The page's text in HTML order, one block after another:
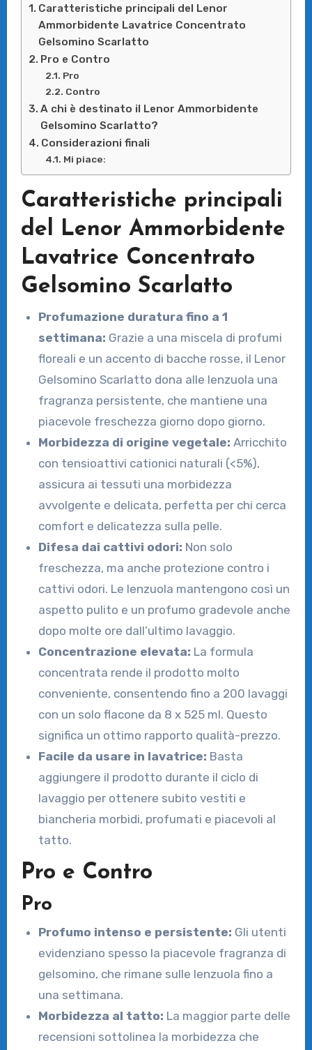
Caratteristiche principali del Lenor
Ammorbidente Lavatrice Concentrato
Gelsomino Scarlatto
Pro e Contro
Pro
Contro
A chi è destinato il Lenor Ammorbidente
Gelsomino Scarlatto?
Considerazioni finali
Mi piace:
Caratteristiche principali
del Lenor Ammorbidente
Lavatrice Concentrato
Gelsomino Scarlatto
Profumazione duratura fino a 1
settimana: Grazie a una miscela di profumi
floreali e un accento di bacche rosse, il Lenor
Gelsomino Scarlatto dona alle lenzuola una
fragranza persistente, che mantiene una
piacevole freschezza giorno dopo giorno.
Morbidezza di origine vegetale: Arricchito
con tensioattivi cationici naturali (<5%),
assicura ai tessuti una morbidezza
avvolgente e delicata, perfetta per chi cerca
comfort e delicatezza sulla pelle.
Difesa dai cattivi odori: Non solo
freschezza, ma anche protezione contro i
cattivi odori. Le lenzuola mantengono così un
aspetto pulito e un profumo gradevole anche
dopo molte ore dall’ultimo lavaggio.
Concentrazione elevata: La formula
concentrata rende il prodotto molto
conveniente, consentendo fino a 200 lavaggi
con un solo flacone da 8 x 525 ml. Questo
significa un ottimo rapporto qualità-prezzo.
Facile da usare in lavatrice: Basta
aggiungere il prodotto durante il ciclo di
lavaggio per ottenere subito vestiti e
biancheria morbidi, profumati e piacevoli al
tatto.
Pro e Contro
Pro
Profumo intenso e persistente: Gli utenti
evidenziano spesso la piacevole fragranza di
gelsomino, che rimane sulle lenzuola fino a
una settimana.
Morbidezza al tatto: La maggior parte delle
recensioni sottolinea la morbidezza che